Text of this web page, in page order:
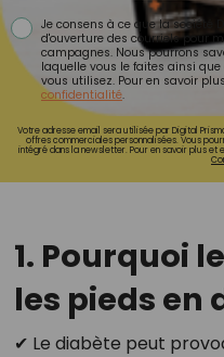
Je consens à ce que la société
d'ouverture des courriels pour
campagnes. Nous pourrons
laquelle vous le faites ainsi
vous utilisez. Pour en savoir
confidentialité.
Votre adresse email sera utilisée par Digital
offres commerciales personnalisées. Vous
intégré dans la newsletter. Pour en savoir plus
1. Pourquoi
les pieds en
✔ Le diabète peut